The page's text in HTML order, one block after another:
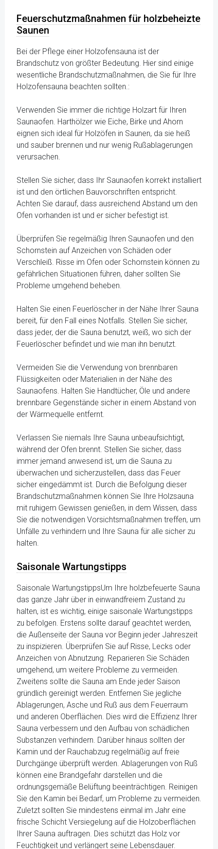
Feuerschutzmaßnahmen für holzbeheizte
Saunen
Bei der Pflege einer Holzofensauna ist der
Brandschutz von größter Bedeutung. Hier sind einige
wesentliche Brandschutzmaßnahmen, die Sie für Ihre
Holzofensauna beachten sollten.:
Verwenden Sie immer die richtige Holzart für Ihren
Saunaofen. Harthölzer wie Eiche, Birke und Ahorn
eignen sich ideal für Holzöfen in Saunen, da sie heiß
und sauber brennen und nur wenig Rußablagerungen
verursachen.
Stellen Sie sicher, dass Ihr Saunaofen korrekt installiert
ist und den örtlichen Bauvorschriften entspricht.
Achten Sie darauf, dass ausreichend Abstand um den
Ofen vorhanden ist und er sicher befestigt ist.
Überprüfen Sie regelmäßig Ihren Saunaofen und den
Schornstein auf Anzeichen von Schäden oder
Verschleiß. Risse im Ofen oder Schornstein können zu
gefährlichen Situationen führen, daher sollten Sie
Probleme umgehend beheben.
Halten Sie einen Feuerlöscher in der Nähe Ihrer Sauna
bereit, für den Fall eines Notfalls. Stellen Sie sicher,
dass jeder, der die Sauna benutzt, weiß, wo sich der
Feuerlöscher befindet und wie man ihn benutzt.
Vermeiden Sie die Verwendung von brennbaren
Flüssigkeiten oder Materialien in der Nähe des
Saunaofens. Halten Sie Handtücher, Öle und andere
brennbare Gegenstände sicher in einem Abstand von
der Wärmequelle entfernt.
Verlassen Sie niemals Ihre Sauna unbeaufsichtigt,
während der Ofen brennt. Stellen Sie sicher, dass
immer jemand anwesend ist, um die Sauna zu
überwachen und sicherzustellen, dass das Feuer
sicher eingedämmt ist. Durch die Befolgung dieser
Brandschutzmaßnahmen können Sie Ihre Holzsauna
mit ruhigem Gewissen genießen, in dem Wissen, dass
Sie die notwendigen Vorsichtsmaßnahmen treffen, um
Unfälle zu verhindern und Ihre Sauna für alle sicher zu
halten.
Saisonale Wartungstipps
Saisonale WartungstippsUm Ihre holzbefeuerte Sauna
das ganze Jahr über in einwandfreiem Zustand zu
halten, ist es wichtig, einige saisonale Wartungstipps
zu befolgen. Erstens sollte darauf geachtet werden,
die Außenseite der Sauna vor Beginn jeder Jahreszeit
zu inspizieren. Überprüfen Sie auf Risse, Lecks oder
Anzeichen von Abnutzung. Reparieren Sie Schäden
umgehend, um weitere Probleme zu vermeiden.
Zweitens sollte die Sauna am Ende jeder Saison
gründlich gereinigt werden. Entfernen Sie jegliche
Ablagerungen, Asche und Ruß aus dem Feuerraum
und anderen Oberflächen. Dies wird die Effizienz Ihrer
Sauna verbessern und den Aufbau von schädlichen
Substanzen verhindern. Darüber hinaus sollten der
Kamin und der Rauchabzug regelmäßig auf freie
Durchgänge überprüft werden. Ablagerungen von Ruß
können eine Brandgefahr darstellen und die
ordnungsgemäße Belüftung beeinträchtigen. Reinigen
Sie den Kamin bei Bedarf, um Probleme zu vermeiden.
Zuletzt sollten Sie mindestens einmal im Jahr eine
frische Schicht Versiegelung auf die Holzoberflächen
Ihrer Sauna auftragen. Dies schützt das Holz vor
Feuchtigkeit und verlängert seine Lebensdauer.